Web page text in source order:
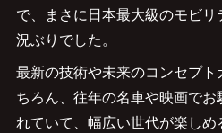
で、まさに日本最大級のモビ
況ぶりでした。
最新の技術や未来のコンセプ
ちろん、往年の名車や映画で
れていて、幅広い世代が楽しめ